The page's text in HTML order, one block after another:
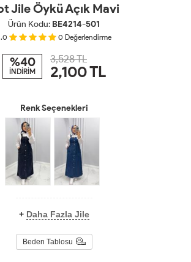
Jile Öykü Açık Mavi
Ürün Kodu: BE4214-501
0 Değerlendirme
%40
İNDİRİM
3,528 TL
2,100TL
Renk Seçenekleri
+ Daha Fazla Jile
Beden Tablosu